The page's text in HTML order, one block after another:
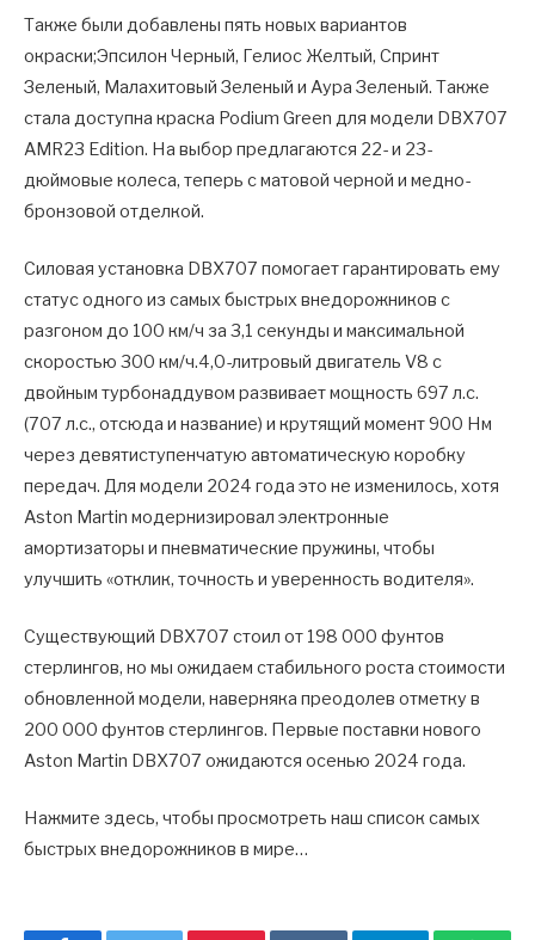
Также были добавлены пять новых вариантов
окраски;Эпсилон Черный, Гелиос Желтый, Спринт
Зеленый, Малахитовый Зеленый и Аура Зеленый. Также
стала доступна краска Podium Green для модели DBX707
AMR23 Edition. На выбор предлагаются 22- и 23-
дюймовые колеса, теперь с матовой черной и медно-
бронзовой отделкой.
Силовая установка DBX707 помогает гарантировать ему
статус одного из самых быстрых внедорожников с
разгоном до 100 км/ч за 3,1 секунды и максимальной
скоростью 300 км/ч.4,0-литровый двигатель V8 с
двойным турбонаддувом развивает мощность 697 л.с.
(707 л.с., отсюда и название) и крутящий момент 900 Нм
через девятиступенчатую автоматическую коробку
передач. Для модели 2024 года это не изменилось, хотя
Aston Martin модернизировал электронные
амортизаторы и пневматические пружины, чтобы
улучшить «отклик, точность и уверенность водителя».
Существующий DBX707 стоил от 198 000 фунтов
стерлингов, но мы ожидаем стабильного роста стоимости
обновленной модели, наверняка преодолев отметку в
200 000 фунтов стерлингов. Первые поставки нового
Aston Martin DBX707 ожидаются осенью 2024 года.
Нажмите здесь, чтобы просмотреть наш список самых
быстрых внедорожников в мире…